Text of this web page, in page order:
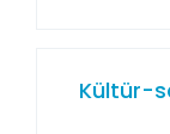
Kültür-